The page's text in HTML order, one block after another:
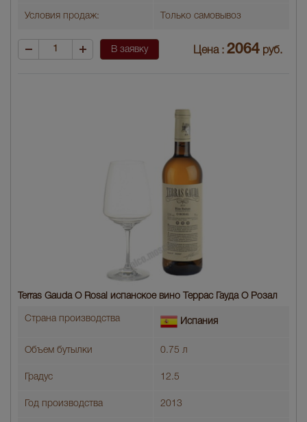
Условия продаж: Только самовывоз
В заявку Цена : 2064 руб.
Terras Gauda O Rosal испанское вино Террас Гауда О Розал
Страна производства Испания
Объем бутылки 0.75 л
Градус 12.5
Год производства 2013